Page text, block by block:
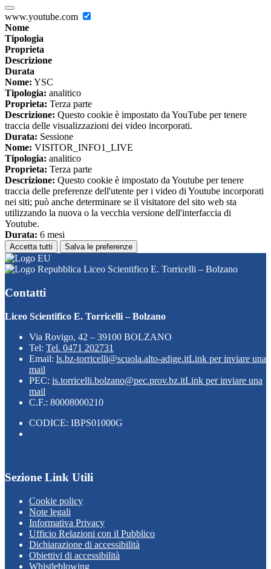
www.youtube.com
Nome
Tipologia
Proprieta
Descrizione
Durata
Nome: YSC
Tipologia: analitico
Proprieta: Terza parte
Descrizione: Questo cookie è impostato da YouTube per tenere
traccia delle visualizzazioni dei video incorporati.
Durata: Sessione
Nome: VISITOR_INFO1_LIVE
Tipologia: analitico
Proprieta: Terza parte
Descrizione: Questo cookie è impostato da Youtube per tenere
traccia delle preferenze dell'utente per i video di Youtube incorporati
nei siti; può anche determinare se il visitatore del sito web sta
utilizzando la nuova o la vecchia versione dell'interfaccia di
Youtube.
Durata: 6 mesi
Accetta tutti Salva le preferenze
Liceo Scientifico E. Torricelli – Bolzano
Contatti
Liceo Scientifico E. Torricelli – Bolzano
Via Rovigo, 42 – 39100 BOLZANO
Tel: Tel. 0471 202731
Email: ls.bz-torricelli@scuola.alto-adige.itLink per inviare una
mail
PEC: is.torricelli.bolzano@pec.prov.bz.itLink per inviare una
mail
C.F.: 80008000210
CODICE: IBPS01000G
Sezione Link Utili
Cookie policy
Note legali
Informativa Privacy
Ufficio Relazioni con il Pubblico
Dichiarazione di accessibilità
Obiettivi di accessibilità
Whistleblowing